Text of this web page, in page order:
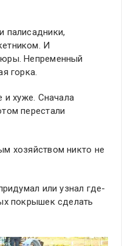
палисадники,
И
Непременный
горка.
и хуже. Сначала
перестали
хозяйством никто не
или узнал где-
покрышек сделать